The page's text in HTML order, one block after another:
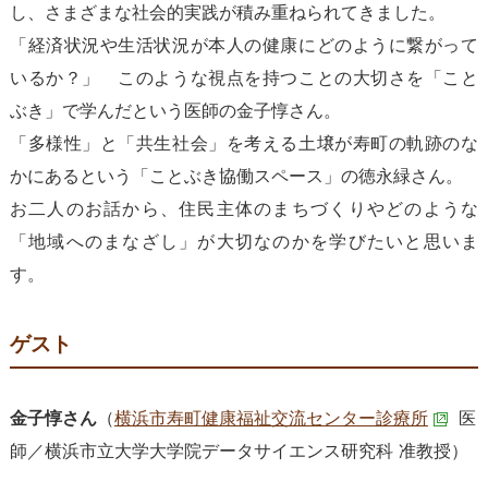
し、さまざまな社会的実践が積み重ねられてきました。
「経済状況や生活状況が本人の健康にどのように繋がって
いるか？」 このような視点を持つことの大切さを「こと
ぶき」で学んだという医師の金子惇さん。
「多様性」と「共生社会」を考える土壌が寿町の軌跡のな
かにあるという「ことぶき協働スペース」の徳永緑さん。
お二人のお話から、住民主体のまちづくりやどのような
「地域へのまなざし」が大切なのかを学びたいと思いま
す。
ゲスト
金子惇さん（横浜市寿町健康福祉交流センター診療所
医
師／横浜市立大学大学院データサイエンス研究科 准教授）